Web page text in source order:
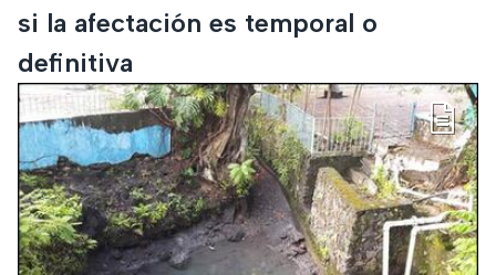
si la afectación es temporal o
definitiva